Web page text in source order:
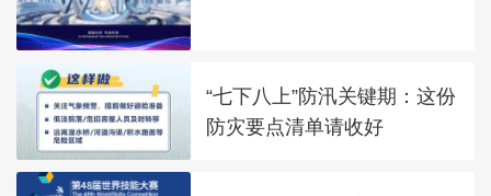
“七下八上”防汛关键期：这份
防灾要点清单请收好